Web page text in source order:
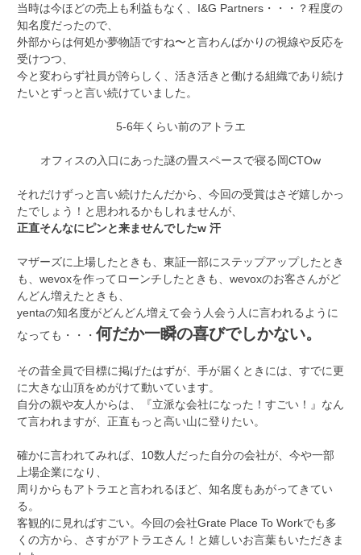
当時は今ほどの売上も利益もなく、I&G Partners・・・？程度の
知名度だったので、
外部からは何処か夢物語ですね〜と言わんばかりの視線や反応を
受けつつ、
今と変わらず社員が誇らしく、活き活きと働ける組織であり続け
たいとずっと言い続けていました。
5-6年くらい前のアトラエ
オフィスの入口にあった謎の畳スペースで寝る岡CTOw
それだけずっと言い続けたんだから、今回の受賞はさぞ嬉しかっ
たでしょう！と思われるかもしれませんが、
正直そんなにピンと来ませんでしたw 汗
マザーズに上場したときも、東証一部にステップアップしたとき
も、wevoxを作ってローンチしたときも、wevoxのお客さんがど
んどん増えたときも、
yentaの知名度がどんどん増えて会う人会う人に言われるように
なっても・・・ 何だか一瞬の喜びでしかない。
その昔全員で目標に掲げたはずが、手が届くときには、すでに更
に大きな山頂をめがけて動いています。
自分の親や友人からは、『立派な会社になった！すごい！』なん
て言われますが、正直もっと高い山に登りたい。
確かに言われてみれば、10数人だった自分の会社が、今や一部
上場企業になり、
周りからもアトラエと言われるほど、知名度もあがってきてい
る。
客観的に見ればすごい。今回の会社Grate Place To Workでも多
くの方から、さすがアトラエさん！と嬉しいお言葉もいただきま